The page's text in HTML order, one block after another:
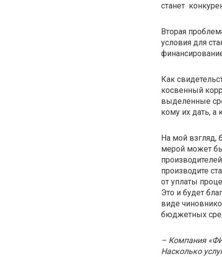
станет
Вторая
условия для
Как
косвенный
выделенные
кому их дать, а
На мой взгляд,
мерой может
производите
от уплаты
Это и будет
виде
бюджетных
– Компания
Насколько